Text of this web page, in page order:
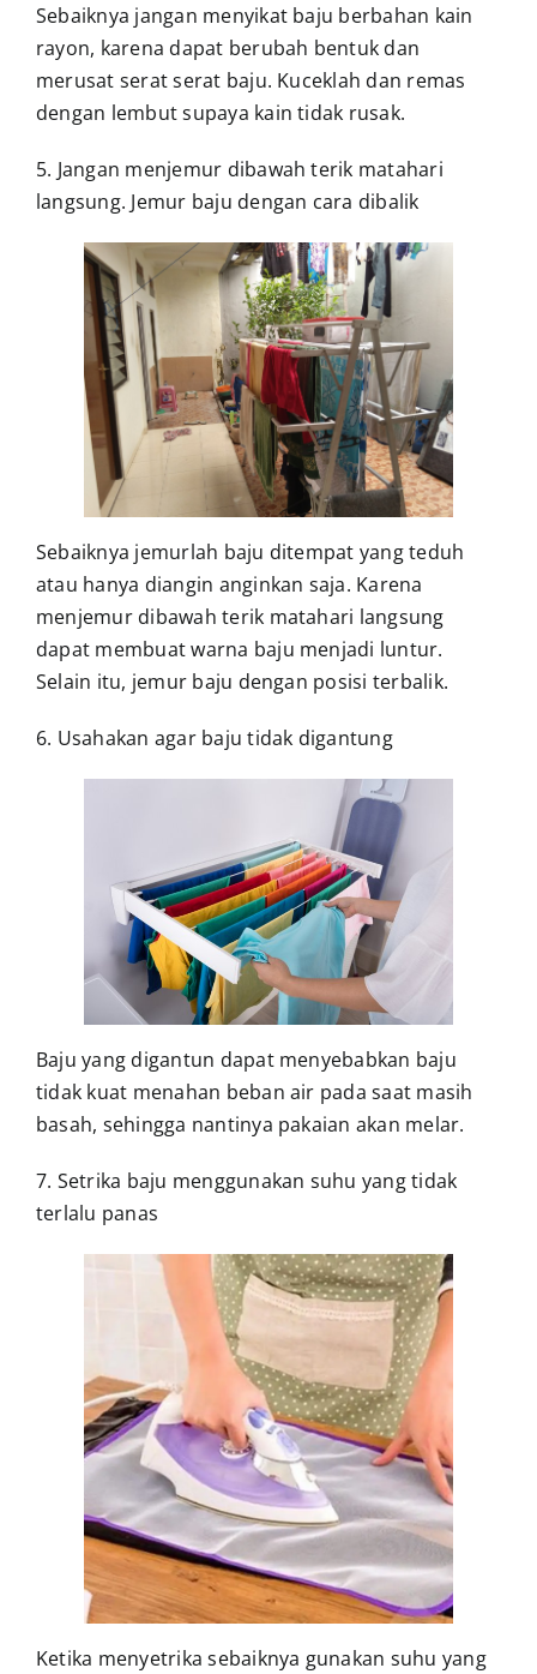
Sebaiknya jangan menyikat baju berbahan kain
rayon, karena dapat berubah bentuk dan
merusat serat serat baju. Kuceklah dan remas
dengan lembut supaya kain tidak rusak.
5. Jangan menjemur dibawah terik matahari
langsung. Jemur baju dengan cara dibalik
Sebaiknya jemurlah baju ditempat yang teduh
atau hanya diangin anginkan saja. Karena
menjemur dibawah terik matahari langsung
dapat membuat warna baju menjadi luntur.
Selain itu, jemur baju dengan posisi terbalik.
6. Usahakan agar baju tidak digantung
Baju yang digantun dapat menyebabkan baju
tidak kuat menahan beban air pada saat masih
basah, sehingga nantinya pakaian akan melar.
7. Setrika baju menggunakan suhu yang tidak
terlalu panas
Ketika menyetrika sebaiknya gunakan suhu yang